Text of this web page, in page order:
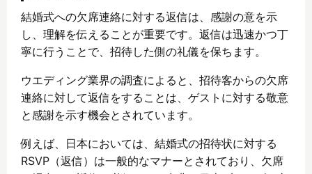
結婚式への欠席連絡に対する返信は、感謝の意を示
し、理解を伝えることが重要です。返信は迅速かつ丁
寧に行うことで、招待した側の礼儀を保ちます。
ウエディング業界の調査によると、招待客からの欠席
連絡に対して返信をすることは、ゲストに対する敬意
と感謝を示す機会とされています。
例えば、日本においては、結婚式の招待状に対する
RSVP（返信）は一般的なマナーとされており、欠席